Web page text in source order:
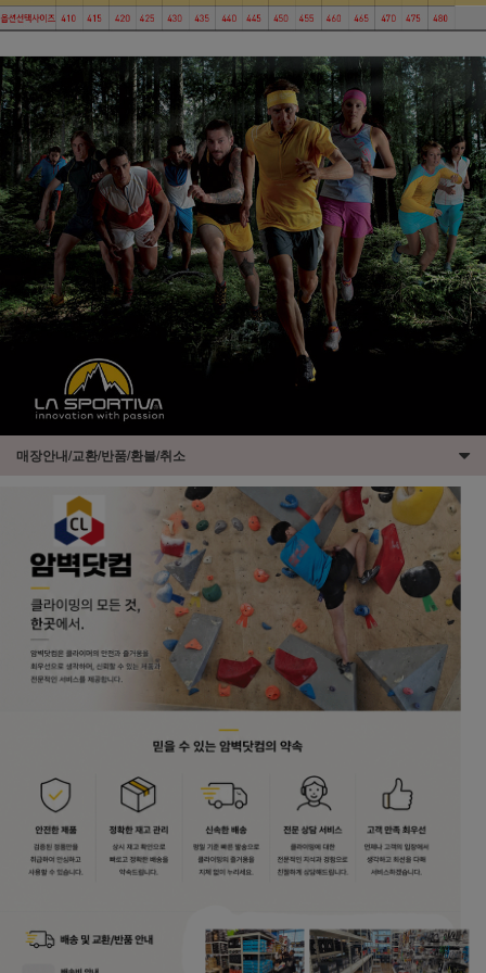
매장안내/교환/반품/환불/취소